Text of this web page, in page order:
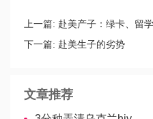
上一篇: 赴美产子：绿卡、留
下一篇: 赴美生子的劣势
文章推荐